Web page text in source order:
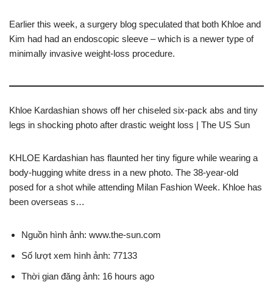
Earlier this week, a surgery blog speculated that both Khloe and
Kim had had an endoscopic sleeve – which is a newer type of
minimally invasive weight-loss procedure.
Khloe Kardashian shows off her chiseled six-pack abs and tiny
legs in shocking photo after drastic weight loss | The US Sun
KHLOE Kardashian has flaunted her tiny figure while wearing a
body-hugging white dress in a new photo. The 38-year-old
posed for a shot while attending Milan Fashion Week. Khloe has
been overseas s…
Nguồn hình ảnh: www.the-sun.com
Số lượt xem hình ảnh: 77133
Thời gian đăng ảnh: 16 hours ago